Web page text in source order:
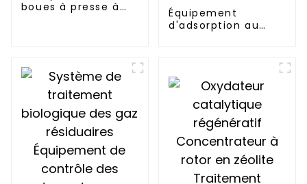
boues à presse à
Équipement
d'adsorption au
Traitement des gaz
d'échappement des